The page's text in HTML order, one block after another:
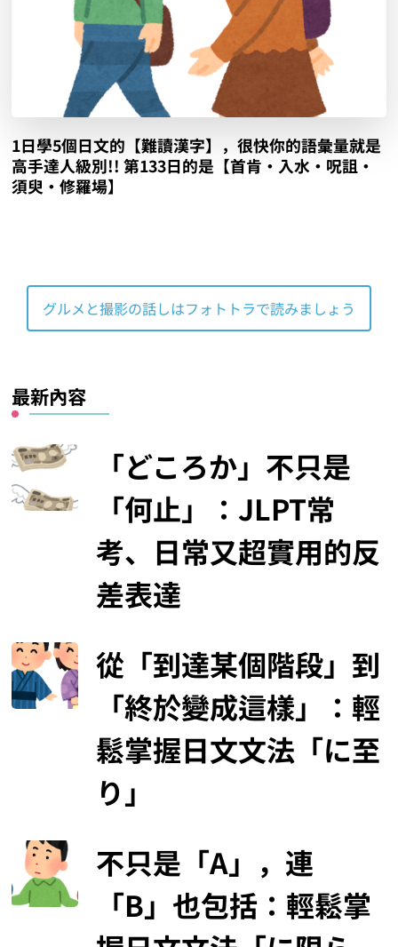
1日學5個日文的【難讀漢字】，很快你的語彙量就是
高手達人級別!! 第133日的是【首肯‧入水‧呪詛‧
須臾‧修羅場】
グルメと撮影の話しはフォトトラで読みましょう
最新內容
「どころか」不只是
「何止」：JLPT常
考、日常又超實用的反
差表達
從「到達某個階段」到
「終於變成這樣」：輕
鬆掌握日文文法「に至
り」
不只是「A」，連
「B」也包括：輕鬆掌